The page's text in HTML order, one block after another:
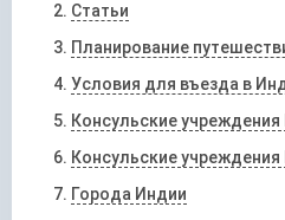
Статьи
Планирование
Условия для въезда в
Консульские
Консульские
Города Индии